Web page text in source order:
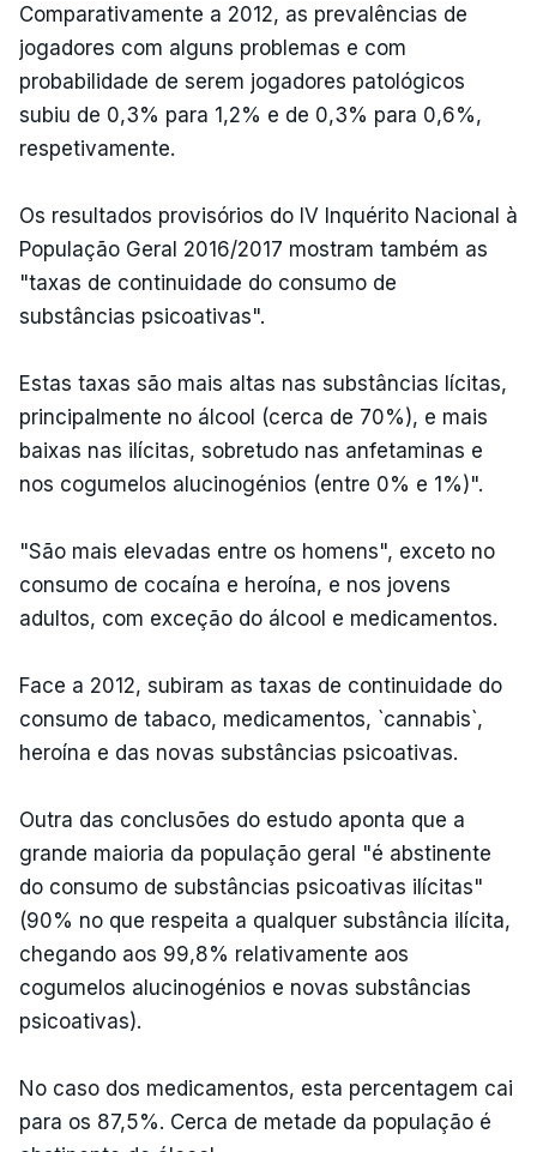
Comparativamente a 2012, as prevalências de
jogadores com alguns problemas e com
probabilidade de serem jogadores patológicos
subiu de 0,3% para 1,2% e de 0,3% para 0,6%,
respetivamente.
Os resultados provisórios do IV Inquérito Nacional à
População Geral 2016/2017 mostram também as
"taxas de continuidade do consumo de
substâncias psicoativas".
Estas taxas são mais altas nas substâncias lícitas,
principalmente no álcool (cerca de 70%), e mais
baixas nas ilícitas, sobretudo nas anfetaminas e
nos cogumelos alucinogénios (entre 0% e 1%)".
"São mais elevadas entre os homens", exceto no
consumo de cocaína e heroína, e nos jovens
adultos, com exceção do álcool e medicamentos.
Face a 2012, subiram as taxas de continuidade do
consumo de tabaco, medicamentos, `cannabis`,
heroína e das novas substâncias psicoativas.
Outra das conclusões do estudo aponta que a
grande maioria da população geral "é abstinente
do consumo de substâncias psicoativas ilícitas"
(90% no que respeita a qualquer substância ilícita,
chegando aos 99,8% relativamente aos
cogumelos alucinogénios e novas substâncias
psicoativas).
No caso dos medicamentos, esta percentagem cai
para os 87,5%. Cerca de metade da população é